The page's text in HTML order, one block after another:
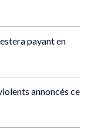
payant en
annoncés ce